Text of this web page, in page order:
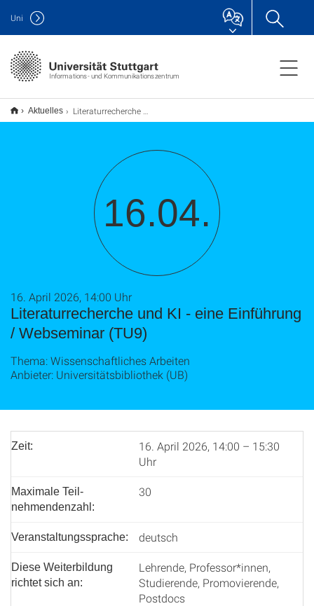
Informations- und Kommunikationszentrum
Uni
Aktuelles Literaturrecherche und KI - eine Einführung / Webseminar (TU9)
16.04.
Literaturrecherche und KI - eine Einführung
/ Webseminar (TU9)
16. April 2026, 14:00 Uhr
Thema: Wissenschaftliches Arbeiten
Anbieter: Universitätsbibliothek (UB)
Zeit:
16. April 2026, 14:00 – 15:30
Uhr
Maximale Teil­
nehmenden­zahl:
30
Veranstaltungssprache: deutsch
Diese Weiterbildung
richtet sich an:
Lehrende, Professor*innen,
Studierende, Promovierende,
Postdocs